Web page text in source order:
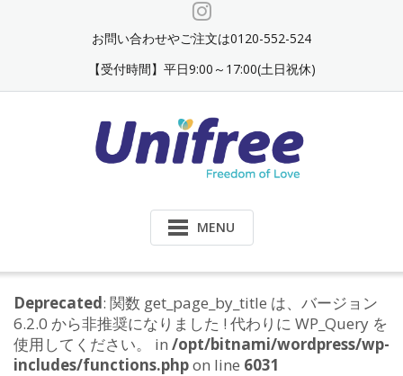
お問い合わせやご注文は0120-552-524
【受付時間】平日9:00～17:00(土日祝休)
MENU
Deprecated: 関数 get_page_by_title は、バージョン
6.2.0 から非推奨になりました ! 代わりに WP_Query を
使用してください。 in /opt/bitnami/wordpress/wp-
includes/functions.phpon line 6031